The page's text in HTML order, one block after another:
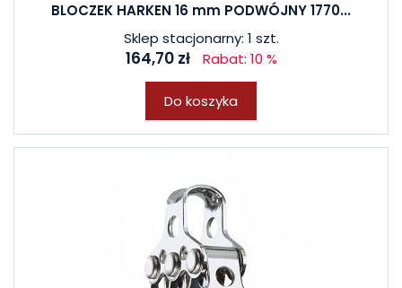
BLOCZEK HARKEN 16 mm PODWÓJNY 1770...
Sklep stacjonarny: 1 szt.
164,70 zł Rabat: 10 %
Do koszyka